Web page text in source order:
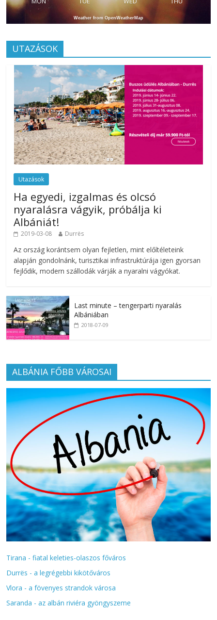
Weather from OpenWeatherMap
UTAZÁSOK
Utazások
Ha egyedi, izgalmas és olcsó
nyaralásra vágyik, próbálja ki
Albániát!
2019-03-08 Durrës
Az ország korántsem olyan fejletlen, mint előítéleteink
alapján gondolnánk, turisztikai infrastruktúrája igen gyorsan
fejlődik, modern szállodák várják a nyaralni vágyókat.
Last minute – tengerparti nyaralás
Albániában
2018-07-09
ALBÁNIA FŐBB VÁROSAI
Tirana - fiatal keleties-olaszos főváros
Durrës - a legrégebbi kikötőváros
Vlora - a fövenyes strandok városa
Saranda - az albán riviéra gyöngyszeme